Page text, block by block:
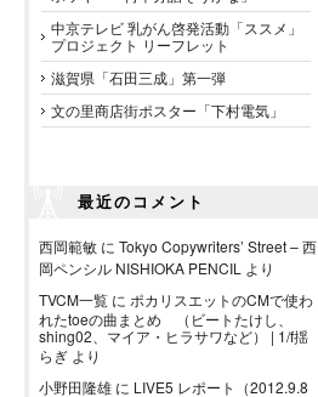
中京テレビ 乳がん啓発活動「ススメ」
プロジェクト リーフレット
滋賀県「石田三成」第一弾
文の里商店街ポスター「下村電気」
最近のコメント
西岡範敏 に Tokyo Copywriters’ Street – 西
岡ペンシル NISHIOKA PENCIL より
TVCM一覧 に ポカリスエットのCMで使わ
れたtoeの曲まとめ （ビートたけし、
shing02、マイア・ヒラサワなど） | 1/f揺
らぎ より
小野田隆雄 に LIVE5 レポート（2012.9.8